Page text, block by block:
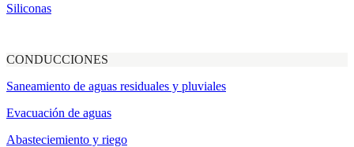
Siliconas
CONDUCCIONES
Saneamiento de aguas residuales y pluviales
Evacuación de aguas
Abasteciemiento y riego